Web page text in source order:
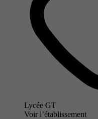
Lycée GT
Voir l’établissement